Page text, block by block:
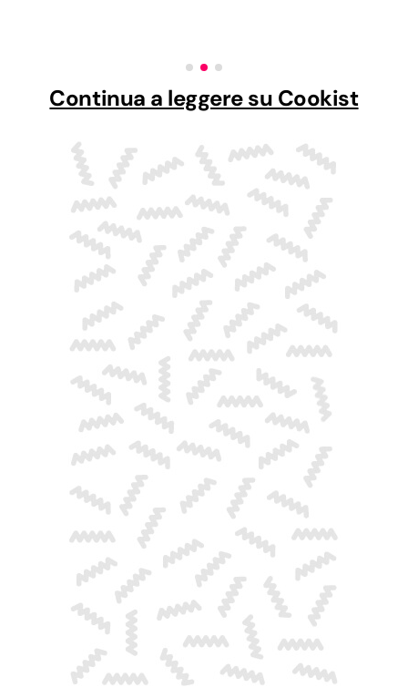
Continua a leggere su Cookist